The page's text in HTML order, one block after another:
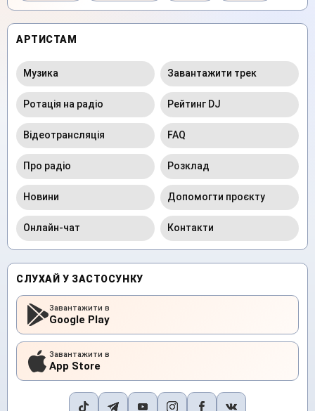
АРТИСТАМ
Музика Завантажити трек
Ротація на радіо Рейтинг DJ
Відеотрансляція FAQ
Про радіо Розклад
Новини Допомогти проєкту
Онлайн-чат Контакти
СЛУХАЙ У ЗАСТОСУНКУ
Завантажити в
Google Play
Завантажити в
App Store